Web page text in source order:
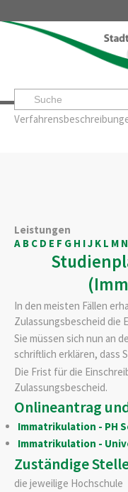
Startseite»
Leben & Erleben
Leistungen
A B C D E F G H IJ K L M N
In den meisten Fällen
Zulassungsbescheid die
Sie müssen sich nun an
schriftlich erklären, dass
Die Frist für die
Zulassungsbescheid.
Onlineantrag
Immatrikulation - PH
Immatrikulation -
Zuständige
die jeweilige Hochschule